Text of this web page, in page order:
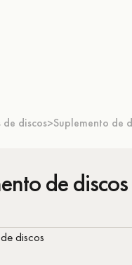
discos>Suplemento de
de discos